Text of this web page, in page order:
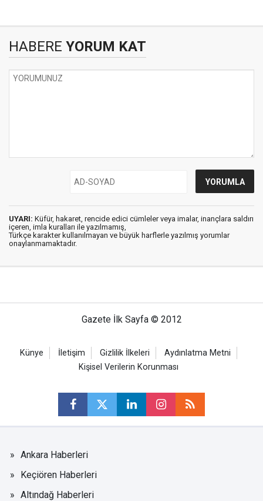
HABERE YORUM KAT
UYARI: Küfür, hakaret, rencide edici cümleler veya imalar, inançlara saldırı
içeren, imla kuralları ile yazılmamış,
Türkçe karakter kullanılmayan ve büyük harflerle yazılmış yorumlar
onaylanmamaktadır.
Gazete İlk Sayfa © 2012
Künye İletişim Gizlilik İlkeleri
Aydınlatma Metni
Kişisel Verilerin Korunması
Ankara Haberleri
Keçiören Haberleri
Altındağ Haberleri